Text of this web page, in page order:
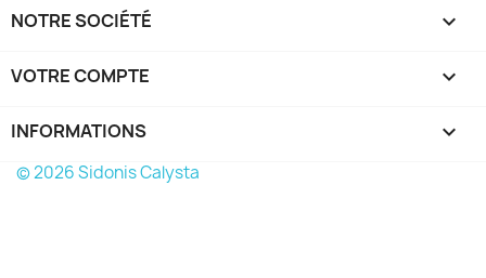
NOTRE SOCIÉTÉ 
VOTRE COMPTE 
INFORMATIONS keyboard_arrow_down
© 2026 Sidonis Calysta